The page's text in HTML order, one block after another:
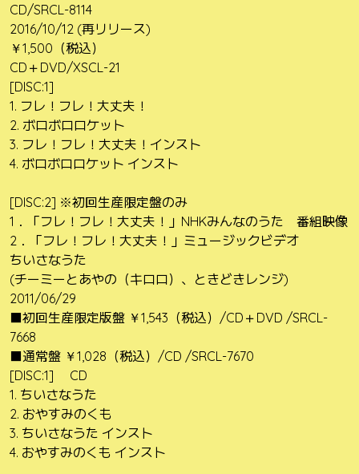
CD/SRCL-8114
2016/10/12 (再リリース)
￥1,500（税込）
CD＋DVD/XSCL-21
[DISC:1]
1. フレ！フレ！大丈夫！
2. ボロボロロケット
3. フレ！フレ！大丈夫！インスト
4. ボロボロロケット インスト
[DISC:2] ※初回生産限定盤のみ
1．「フレ！フレ！大丈夫！」NHKみんなのうた 番組映像
2．「フレ！フレ！大丈夫！」ミュージックビデオ
ちいさなうた
(チーミーとあやの（キロロ）、ときどきレンジ)
2011/06/29
■初回生産限定版盤 ￥1,543（税込）/CD＋DVD /SRCL-
7668
■通常盤 ￥1,028（税込）/CD /SRCL-7670
[DISC:1] CD
1. ちいさなうた
2. おやすみのくも
3. ちいさなうた インスト
4. おやすみのくも インスト